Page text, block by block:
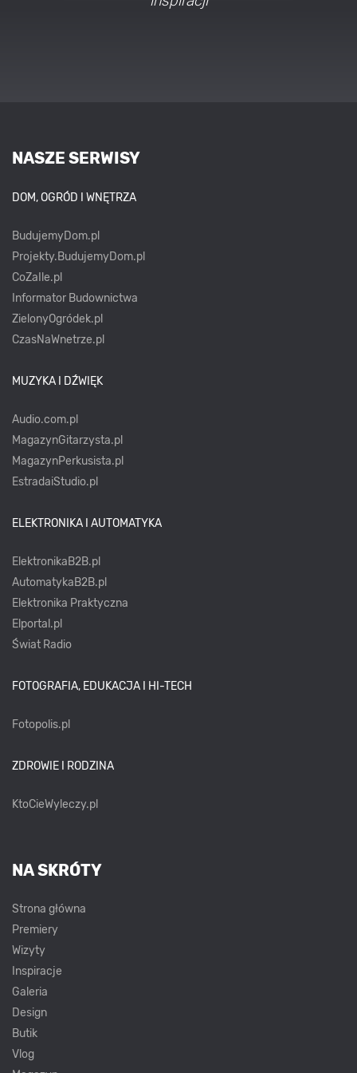
NASZE SERWISY
DOM, OGRÓD I WNĘTRZA
BudujemyDom.pl
Projekty.BudujemyDom.pl
CoZaIle.pl
Informator Budownictwa
ZielonyOgródek.pl
CzasNaWnetrze.pl
MUZYKA I DŹWIĘK
Audio.com.pl
MagazynGitarzysta.pl
MagazynPerkusista.pl
EstradaiStudio.pl
ELEKTRONIKA I AUTOMATYKA
ElektronikaB2B.pl
AutomatykaB2B.pl
Elektronika Praktyczna
Elportal.pl
Świat Radio
FOTOGRAFIA, EDUKACJA I HI-TECH
Fotopolis.pl
ZDROWIE I RODZINA
KtoCieWyleczy.pl
NA SKRÓTY
Strona główna
Premiery
Wizyty
Inspiracje
Galeria
Design
Butik
Vlog